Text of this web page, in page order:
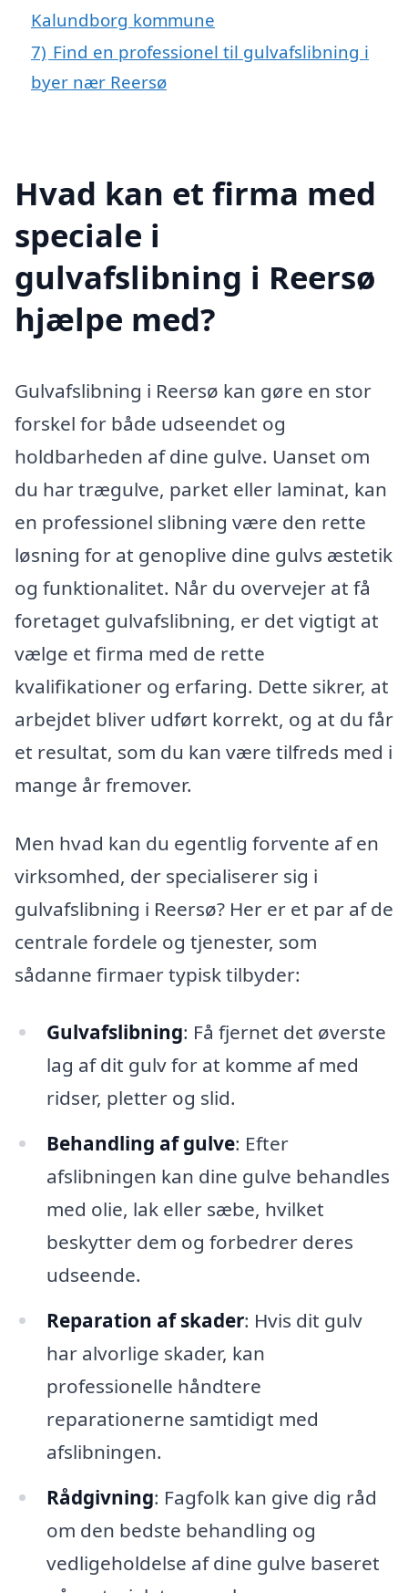
Kalundborg kommune
7) Find en professionel til gulvafslibning i
byer nær Reersø
Hvad kan et firma med
speciale i
gulvafslibning i Reersø
hjælpe med?
Gulvafslibning i Reersø kan gøre en stor
forskel for både udseendet og
holdbarheden af dine gulve. Uanset om
du har trægulve, parket eller laminat, kan
en professionel slibning være den rette
løsning for at genoplive dine gulvs æstetik
og funktionalitet. Når du overvejer at få
foretaget gulvafslibning, er det vigtigt at
vælge et firma med de rette
kvalifikationer og erfaring. Dette sikrer, at
arbejdet bliver udført korrekt, og at du får
et resultat, som du kan være tilfreds med i
mange år fremover.
Men hvad kan du egentlig forvente af en
virksomhed, der specialiserer sig i
gulvafslibning i Reersø? Her er et par af de
centrale fordele og tjenester, som
sådanne firmaer typisk tilbyder:
Gulvafslibning: Få fjernet det øverste
lag af dit gulv for at komme af med
ridser, pletter og slid.
Behandling af gulve: Efter
afslibningen kan dine gulve behandles
med olie, lak eller sæbe, hvilket
beskytter dem og forbedrer deres
udseende.
Reparation af skader: Hvis dit gulv
har alvorlige skader, kan
professionelle håndtere
reparationerne samtidigt med
afslibningen.
Rådgivning: Fagfolk kan give dig råd
om den bedste behandling og
vedligeholdelse af dine gulve baseret